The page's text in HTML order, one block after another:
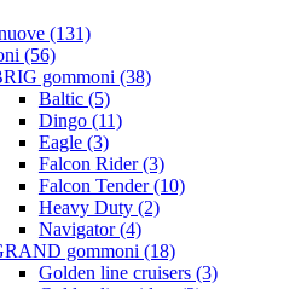
(131)
(56)
gommoni (38)
Baltic (5)
Dingo (11)
Eagle (3)
Falcon Rider (3)
Falcon Tender (10)
Heavy Duty (2)
Navigator (4)
gommoni (18)
Golden line cruisers (3)